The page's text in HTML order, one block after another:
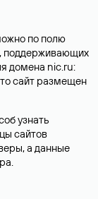
по полю
поддерживающих
домена nic.ru:
сайт размещен
узнать
сайтов
а данные